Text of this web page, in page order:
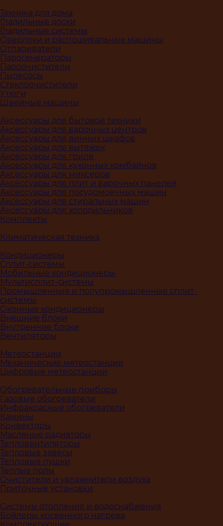
Техника для дома
Гладильные доски
Гладильные системы
Оверлоки и распошивальные машины
Отпариватели
Парогенераторы
Пароочистители
Пылесосы
Стеклоочистители
Утюги
Швейные машины
Аксессуары для бытовой техники
Аксессуары для варочных центров
Аксессуары для винных шкафов
Аксессуары для вытяжек
Аксессуары для гриля
Аксессуары для кухонных комбайнов
Аксессуары для миксеров
Аксессуары для плит и варочных панелей
Аксессуары для посудомоечных машин
Аксессуары для стиральных машин
Аксессуары для холодильников
Комплекты
Климатическая техника
Кондиционеры
Сплит-системы
Мобильные кондиционеры
Мультисплит-системы
Промышленные и полупромышленные сплит-
системы
Оконные кондиционеры
Внешние блоки
Внутренние блоки
Вентиляторы
Метеостанции
Механические метеостанции
Цифровые метеостанции
Обогревательные приборы
Газовые обогреватели
Инфракрасные обогреватели
Камины
Конвекторы
Масляные радиаторы
Тепловентиляторы
Тепловые завесы
Тепловые пушки
Теплые полы
Очистители и увлажнители воздуха
Приточные установки
Системы отопления и водоснабжения
Бойлеры косвенного нагрева